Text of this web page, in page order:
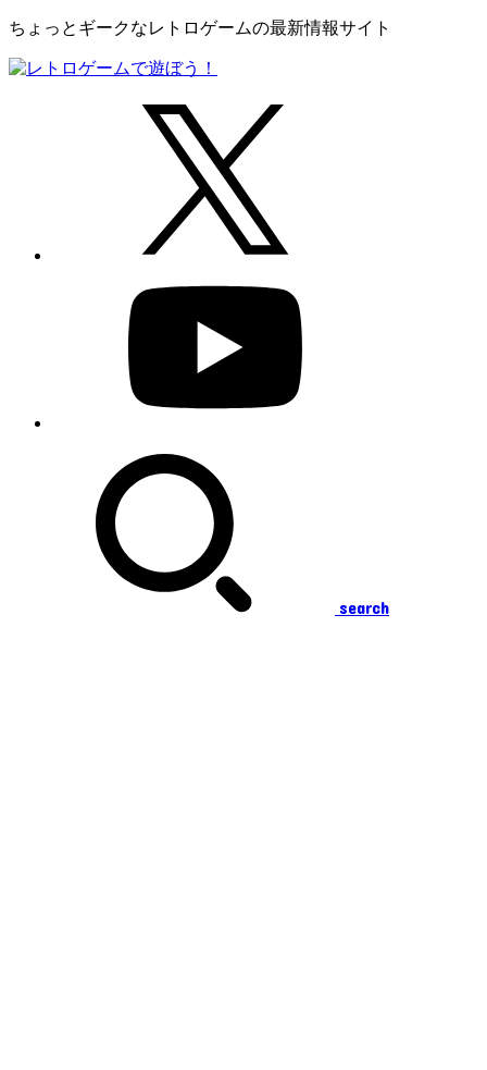
ちょっとギークなレトロゲームの最新情報サイト
search